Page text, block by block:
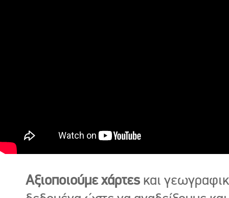
Αξιοποιούμε χάρτες και